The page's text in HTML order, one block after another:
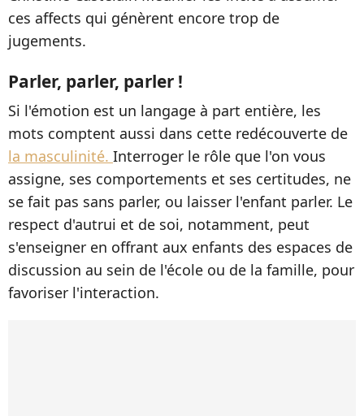
ces affects qui génèrent encore trop de
jugements.
Parler, parler, parler !
Si l'émotion est un langage à part entière, les
mots comptent aussi dans cette redécouverte de
la masculinité. Interroger le rôle que l'on vous
assigne, ses comportements et ses certitudes, ne
se fait pas sans parler, ou laisser l'enfant parler. Le
respect d'autrui et de soi, notamment, peut
s'enseigner en offrant aux enfants des espaces de
discussion au sein de l'école ou de la famille, pour
favoriser l'interaction.